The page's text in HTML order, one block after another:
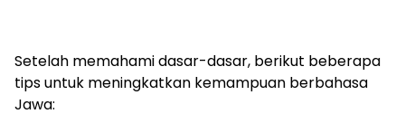
Setelah memahami dasar-dasar, berikut beberapa
tips untuk meningkatkan kemampuan berbahasa
Jawa: